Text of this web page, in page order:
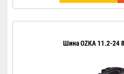
Шина OZKA 11.2-24